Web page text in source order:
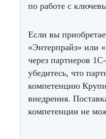
по работе с
Если вы
«Энтерпрайз» или
через партнеров
убедитесь, что
компетенцию
внедрения.
компетенции не